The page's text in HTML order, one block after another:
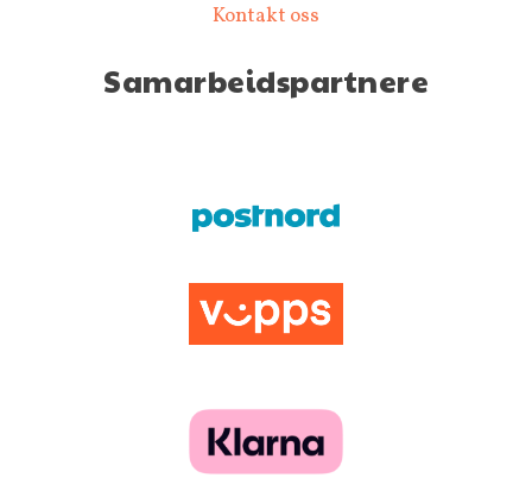
Kontakt oss
Samarbeidspartnere